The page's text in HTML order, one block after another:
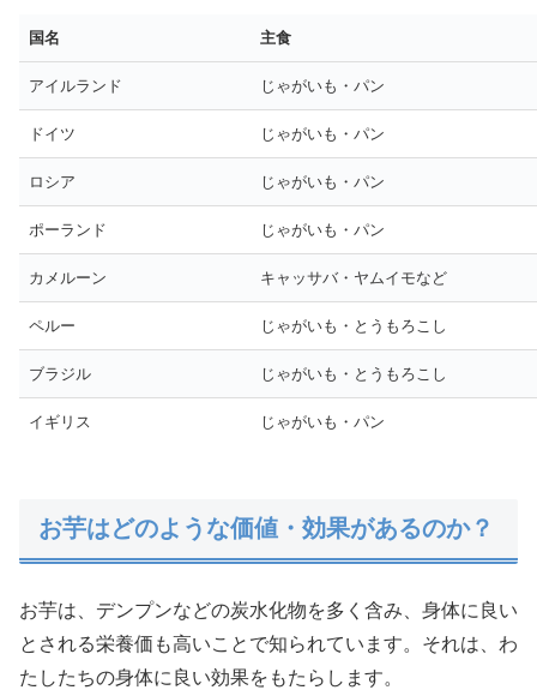
国名 主食
アイルランド じゃがいも・パン
ドイツ じゃがいも・パン
ロシア じゃがいも・パン
ポーランド じゃがいも・パン
カメルーン キャッサバ・ヤムイモなど
ペルー じゃがいも・とうもろこし
ブラジル じゃがいも・とうもろこし
イギリス じゃがいも・パン
お芋はどのような価値・効果があるのか？
お芋は、デンプンなどの炭水化物を多く含み、身体に良い
とされる栄養価も高いことで知られています。それは、わ
たしたちの身体に良い効果をもたらします。